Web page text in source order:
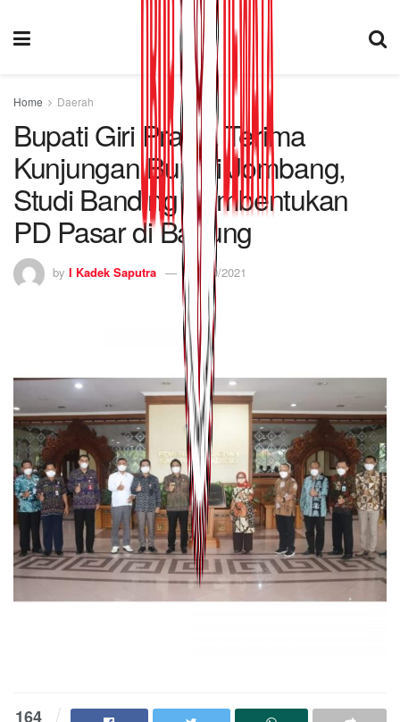
Home Daerah
Bupati Giri Prasta Terima
Kunjungan Bupati Jombang,
Studi Banding Pembentukan
PD Pasar di Badung
by I Kadek Saputra 15/10/2021
164